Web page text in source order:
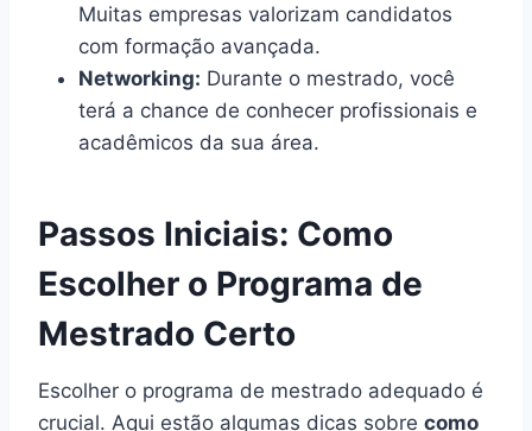
Muitas empresas valorizam candidatos
com formação avançada.
Networking: Durante o mestrado, você
terá a chance de conhecer profissionais e
acadêmicos da sua área.
Passos Iniciais: Como
Escolher o Programa de
Mestrado Certo
Escolher o programa de mestrado adequado é
crucial. Aqui estão algumas dicas sobre como